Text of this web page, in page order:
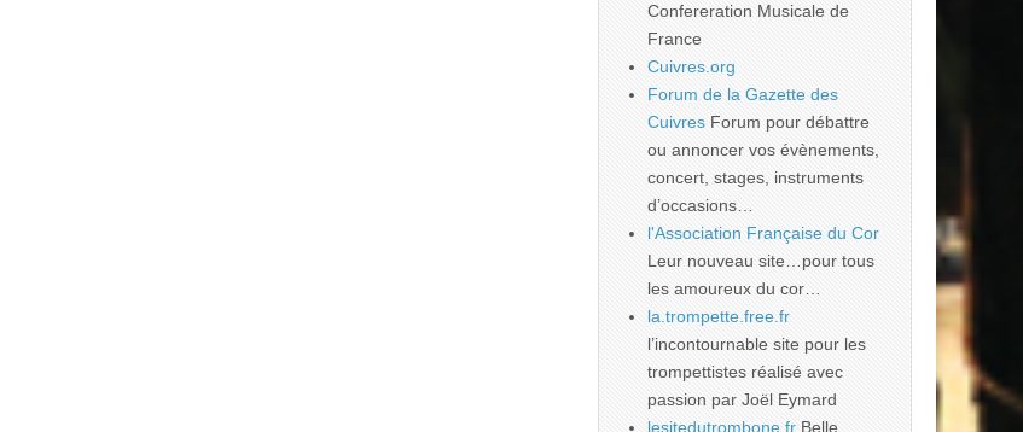
Confereration Musicale de
France
Cuivres.org
Forum de la Gazette des
Cuivres Forum pour débattre
ou annoncer vos évènements,
concert, stages, instruments
d’occasions…
l'Association Française du Cor
Leur nouveau site…pour tous
les amoureux du cor…
la.trompette.free.fr
l’incontournable site pour les
trompettistes réalisé avec
passion par Joël Eymard
lesitedutrombone.fr Belle